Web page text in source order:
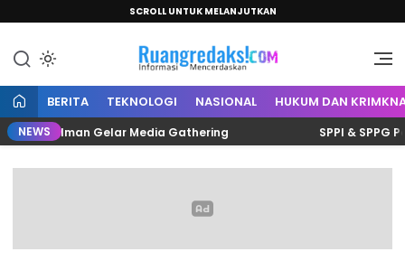
SCROLL UNTUK MELANJUTKAN
Ruang Redaksi
Informasi Mencerdaskan
BERITA TEKNOLOGI NASIONAL HUKUM DAN
NEWS
Polman Gelar Media Gathering SPPI & SPPG